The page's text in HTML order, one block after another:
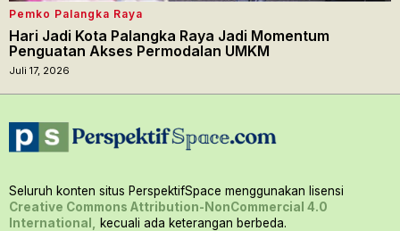
Pemko Palangka Raya
Hari Jadi Kota Palangka Raya Jadi Momentum
Penguatan Akses Permodalan UMKM
Juli 17, 2026
Seluruh konten situs PerspektifSpace menggunakan lisensi
Creative Commons Attribution-NonCommercial 4.0
International,
kecuali ada keterangan berbeda.